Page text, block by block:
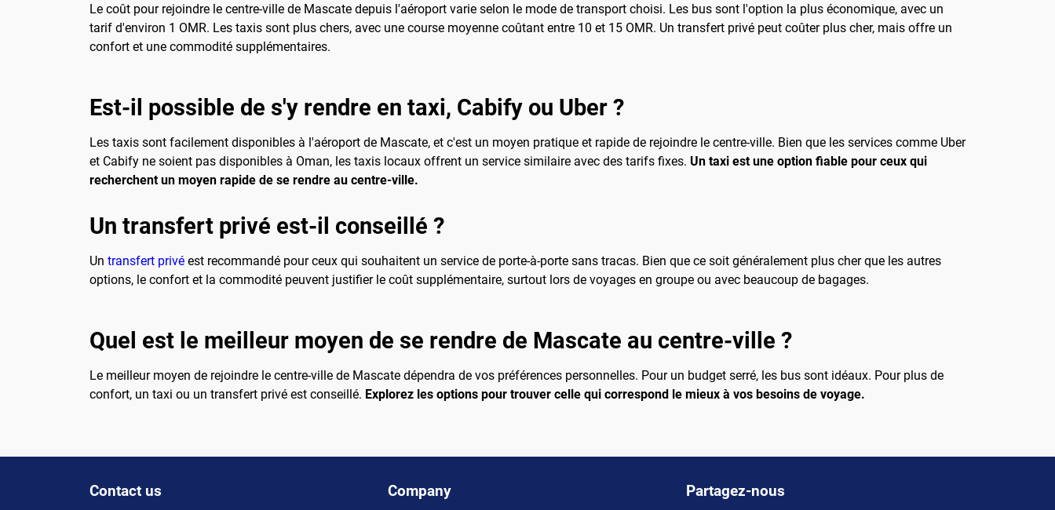
Le coût pour rejoindre le centre-ville de Mascate depuis l'aéroport varie selon le mode de transport choisi. Les bus sont l'option la plus économique, avec un
tarif d'environ 1 OMR. Les taxis sont plus chers, avec une course moyenne coûtant entre 10 et 15 OMR. Un transfert privé peut coûter plus cher, mais offre un
confort et une commodité supplémentaires.
Est-il possible de s'y rendre en taxi, Cabify ou Uber ?
Les taxis sont facilement disponibles à l'aéroport de Mascate, et c'est un moyen pratique et rapide de rejoindre le centre-ville. Bien que les services comme Uber
et Cabify ne soient pas disponibles à Oman, les taxis locaux offrent un service similaire avec des tarifs fixes. Un taxi est une option fiable pour ceux qui
recherchent un moyen rapide de se rendre au centre-ville.
Un transfert privé est-il conseillé ?
Un transfert privé est recommandé pour ceux qui souhaitent un service de porte-à-porte sans tracas. Bien que ce soit généralement plus cher que les autres
options, le confort et la commodité peuvent justifier le coût supplémentaire, surtout lors de voyages en groupe ou avec beaucoup de bagages.
Quel est le meilleur moyen de se rendre de Mascate au centre-ville ?
Le meilleur moyen de rejoindre le centre-ville de Mascate dépendra de vos préférences personnelles. Pour un budget serré, les bus sont idéaux. Pour plus de
confort, un taxi ou un transfert privé est conseillé. Explorez les options pour trouver celle qui correspond le mieux à vos besoins de voyage.
Contact us Company Partagez-nous